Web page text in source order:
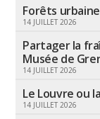
Forêts
14 JUILLET 2026
Partager la
Musée de
14 JUILLET 2026
Le Louvre ou
14 JUILLET 2026